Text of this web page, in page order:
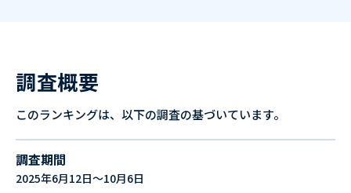
調査概要
このランキングは、以下の調査の基づいています。
調査期間
2025年6月12日～10月6日